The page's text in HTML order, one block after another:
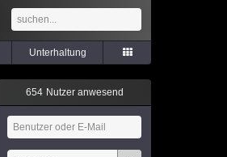
Unterhaltung
654 Nutzer anwesend